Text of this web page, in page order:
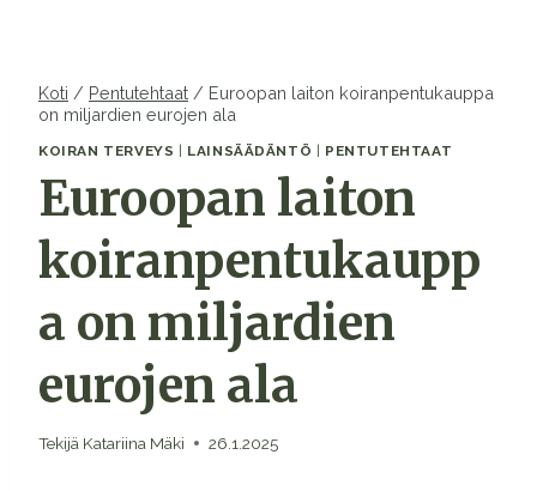
Koti / Pentutehtaat / Euroopan laiton koiranpentukauppa
on miljardien eurojen ala
KOIRAN TERVEYS LAINSÄÄDÄNTÖ PENTUTEHTAAT
Euroopan laiton
koiranpentukaupp
a on miljardien
eurojen ala
Tekijä Katariina Mäki 26.1.2025